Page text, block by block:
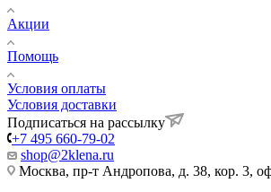
Акции
Помощь
Условия оплаты
Условия доставки
Подписаться на рассылку
+7 495 660-79-02
shop@2klena.ru
Москва, пр-т Андропова, д. 38, кор. 3,